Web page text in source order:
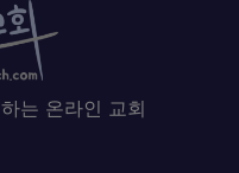
는 온라인 교회